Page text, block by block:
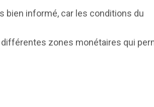
bien informé, car les conditions du
différentes zones monétaires qui